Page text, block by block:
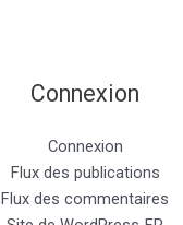
Connexion
Connexion
Flux des publications
Flux des commentaires